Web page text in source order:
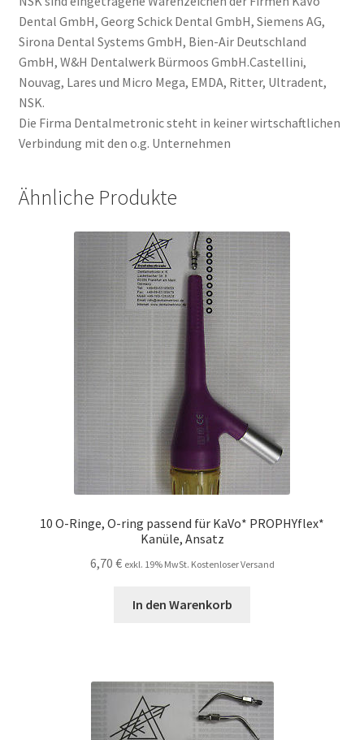
Dental GmbH, Georg Schick Dental GmbH, Siemens AG,
Sirona Dental Systems GmbH, Bien-Air Deutschland
GmbH, W&H Dentalwerk Bürmoos GmbH.Castellini,
Nouvag, Lares und Micro Mega, EMDA, Ritter, Ultradent,
NSK.
Die Firma Dentalmetronic steht in keiner wirtschaftlichen
Verbindung mit den o.g. Unternehmen
Ähnliche Produkte
10 O-Ringe, O-ring passend für KaVo* PROPHYflex*
Kanüle, Ansatz
6,70 € exkl. 19% MwSt. Kostenloser Versand
In den Warenkorb